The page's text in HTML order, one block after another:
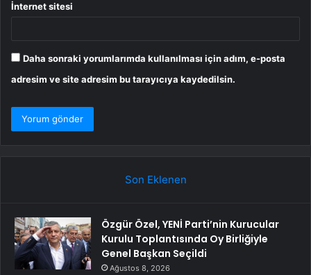
İnternet sitesi
Daha sonraki yorumlarımda kullanılması için adım, e-posta
adresim ve site adresim bu tarayıcıya kaydedilsin.
Son Eklenen
Özgür Özel, YENİ Parti’nin Kurucular
Kurulu Toplantısında Oy Birliğiyle
Genel Başkan Seçildi
Ağustos 8, 2026